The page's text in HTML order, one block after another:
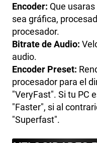
Encoder: Que
sea gráfica,
procesador.
Bitrate de Audio:
audio.
Encoder Preset:
procesador para el
"VeryFast". Si tu PC
"Faster", si al
"Superfast".